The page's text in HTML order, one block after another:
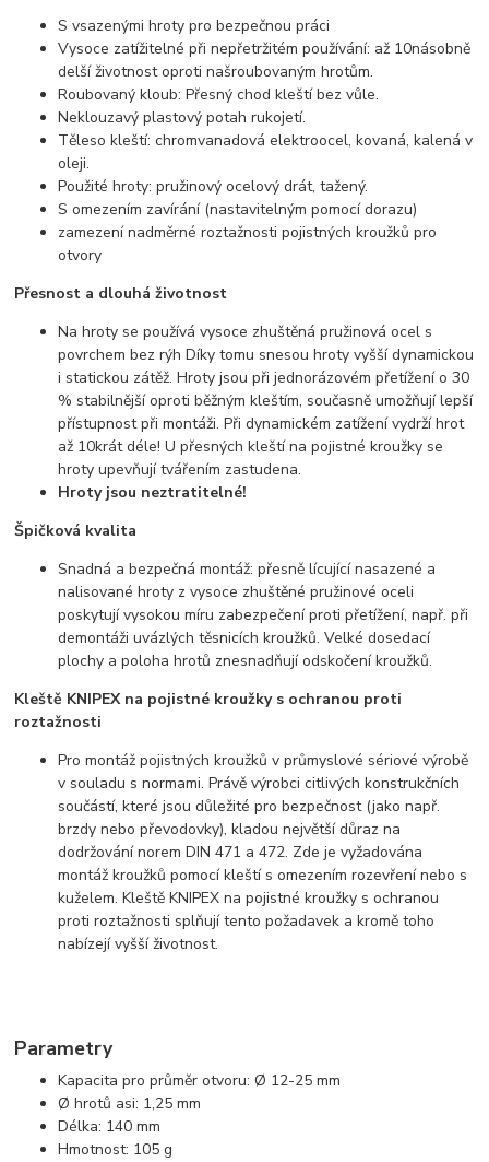
S vsazenými hroty pro bezpečnou práci
Vysoce zatížitelné při nepřetržitém používání: až 10násobně
delší životnost oproti našroubovaným hrotům.
Roubovaný kloub: Přesný chod kleští bez vůle.
Neklouzavý plastový potah rukojetí.
Těleso kleští: chromvanadová elektroocel, kovaná, kalená v
oleji.
Použité hroty: pružinový ocelový drát, tažený.
S omezením zavírání (nastavitelným pomocí dorazu)
zamezení nadměrné roztažnosti pojistných kroužků pro
otvory
Přesnost a dlouhá životnost
Na hroty se používá vysoce zhuštěná pružinová ocel s
povrchem bez rýh Díky tomu snesou hroty vyšší dynamickou
i statickou zátěž. Hroty jsou při jednorázovém přetížení o 30
% stabilnější oproti běžným kleštím, současně umožňují lepší
přístupnost při montáži. Při dynamickém zatížení vydrží hrot
až 10krát déle! U přesných kleští na pojistné kroužky se
hroty upevňují tvářením zastudena.
Hroty jsou neztratitelné!
Špičková kvalita
Snadná a bezpečná montáž: přesně lícující nasazené a
nalisované hroty z vysoce zhuštěné pružinové oceli
poskytují vysokou míru zabezpečení proti přetížení, např. při
demontáži uvázlých těsnicích kroužků. Velké dosedací
plochy a poloha hrotů znesnadňují odskočení kroužků.
Kleště KNIPEX na pojistné kroužky s ochranou proti
roztažnosti
Pro montáž pojistných kroužků v průmyslové sériové výrobě
v souladu s normami. Právě výrobci citlivých konstrukčních
součástí, které jsou důležité pro bezpečnost (jako např.
brzdy nebo převodovky), kladou největší důraz na
dodržování norem DIN 471 a 472. Zde je vyžadována
montáž kroužků pomocí kleští s omezením rozevření nebo s
kuželem. Kleště KNIPEX na pojistné kroužky s ochranou
proti roztažnosti splňují tento požadavek a kromě toho
nabízejí vyšší životnost.
Parametry
Kapacita pro průměr otvoru: Ø 12-25 mm
Ø hrotů asi: 1,25 mm
Délka: 140 mm
Hmotnost: 105 g